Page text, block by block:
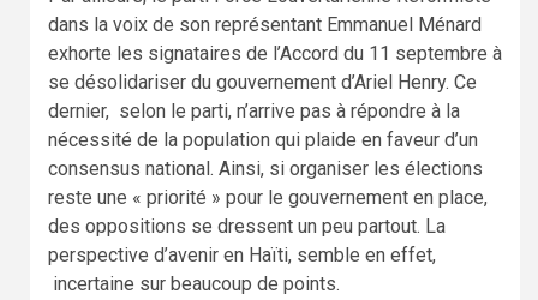
dans la voix de son représentant Emmanuel Ménard
exhorte les signataires de l’Accord du 11 septembre à
se désolidariser du gouvernement d’Ariel Henry. Ce
dernier, selon le parti, n’arrive pas à répondre à la
nécessité de la population qui plaide en faveur d’un
consensus national. Ainsi, si organiser les élections
reste une « priorité » pour le gouvernement en place,
des oppositions se dressent un peu partout. La
perspective d’avenir en Haïti, semble en effet,
incertaine sur beaucoup de points.